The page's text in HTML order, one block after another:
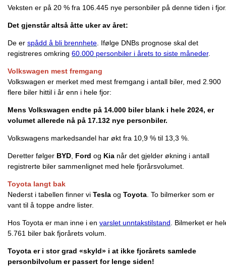
Veksten er på 20 % fra 106.445 nye personbiler på denne tiden i
Det gjenstår altså åtte uker av året:
De er spådd å bli brennhete . Ifølge DNBs prognose skal det
registreres omkring 60.000 personbiler i årets to siste måneder.
Volkswagen mest fremgang
Volkswagen er merket med mest fremgang i antall biler, med 2.900
flere biler hittil i år enn i hele fjor:
Mens Volkswagen endte på 14.000 biler blank i hele 2024, er
volumet allerede nå på 17.132 nye personbiler.
Volkswagens markedsandel har økt fra 10,9 % til 13,3 %.
Deretter følger BYD Ford og Kia når det gjelder økning i antall
registrerte biler sammenlignet med hele fjorårsvolumet.
Toyota langt bak
Nederst i tabellen finner vi Tesla og Toyota . To bilmerker som er
vant til å toppe andre lister.
Hos Toyota er man inne i en varslet unntakstilstand . Bilmerket er
5.761 biler bak fjorårets volum.
Toyota er i stor grad «skyld» i at ikke fjorårets samlede
personbilvolum er passert for lenge siden!